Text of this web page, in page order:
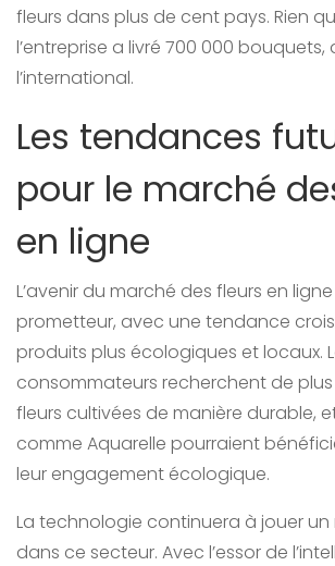
fleurs dans plus de cent pays. Rien
l’entreprise a livré 700 000
l’international.
Les tendances
pour le marché
en ligne
L’avenir du marché des fleurs en
prometteur, avec une tendance
produits plus écologiques et locaux.
consommateurs recherchent de
fleurs cultivées de manière durable,
comme Aquarelle pourraient
leur engagement écologique.
La technologie continuera à jouer un
dans ce secteur. Avec l’essor de